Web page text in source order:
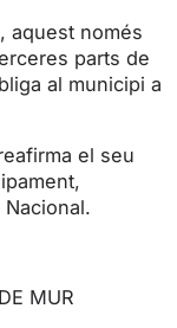
l
s
c
aquest només
parts de
al municipi a
el seu
MUR